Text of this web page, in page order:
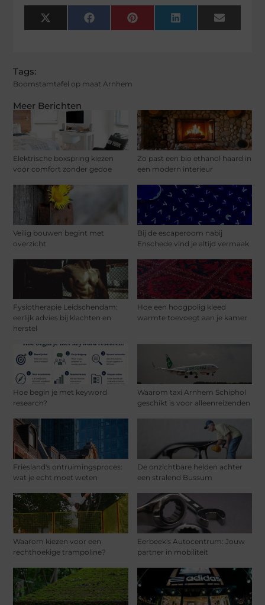
Meer Berichten
Elektrische boxspring kiezen
voor comfort zonder gedoe
Zo past een bio ethanol haard in
een modern interieur
Veilig bouwen begint met
overzicht
Bij de escaperoom nabij
Enschede vind je altijd vermaak
Fysiotherapie Leidschendam:
eerlijk advies bij klachten en
herstel
Hoe een hoogpolig kleed
warmte toevoegt aan je kamer
Hoe begin je met keyword
research?
Waarom taxi Arnhem Schiphol
geschikt is voor alleenreizenden
Friesland's ontruimingsproces:
wat je echt moet weten
De onzichtbare helden achter
een stralend Bussum
Waarom kiezen voor een
rechthoekige trampoline?
Eerbeek's Autocentrum: Jouw
partner in mobiliteit
X
(Twitter)
FacebookPinterest LinkedIn Email
Tags:
Boomstamtafel op maat Arnhem